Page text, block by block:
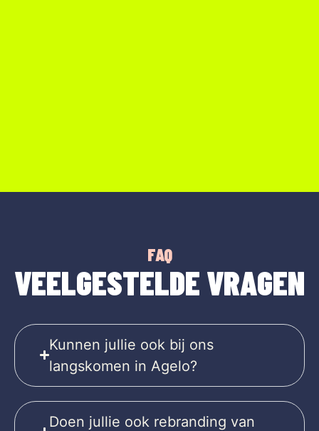
FAQ
VEELGESTELDE VRAGEN
Kunnen jullie ook bij ons
langskomen in Agelo?
Doen jullie ook rebranding van